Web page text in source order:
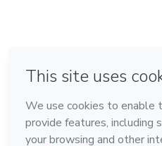
Hecho con❤ en Belo Horizonte